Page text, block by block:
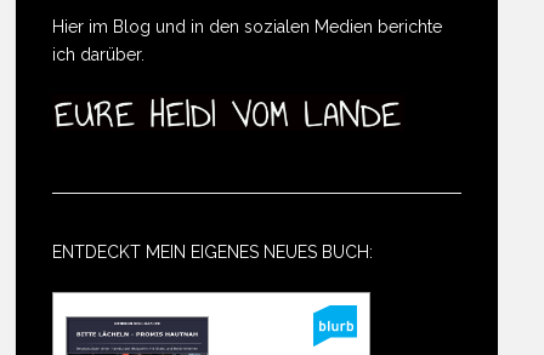
Hier im Blog und in den sozialen Medien berichte
ich darüber.
ENTDECKT MEIN EIGENES NEUES BUCH: